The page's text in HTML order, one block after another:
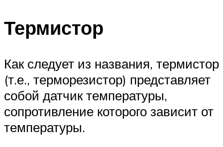
Термистор
Как следует из названия, термистор
(т.е., терморезистор) представляет
собой датчик температуры,
сопротивление которого зависит от
температуры.